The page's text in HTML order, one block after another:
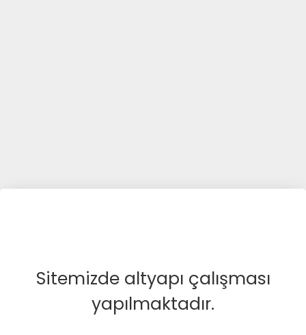
Sitemizde altyapı çalışması
yapılmaktadır.